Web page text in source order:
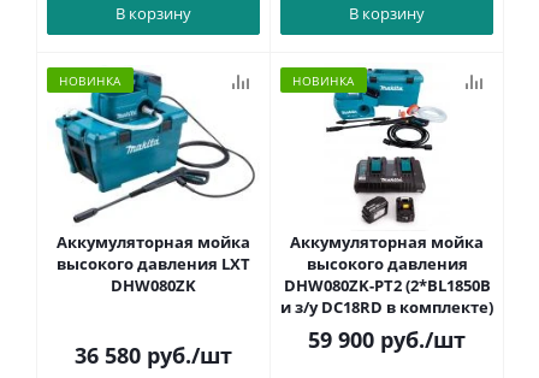
В корзину В корзину
НОВИНКА
Аккумуляторная мойка
высокого давления LXT
DHW080ZK
36 580 руб./шт
НОВИНКА
Аккумуляторная мойка
высокого давления
DHW080ZK-PT2 (2*BL1850B
и з/у DC18RD в комплекте)
59 900 руб./шт